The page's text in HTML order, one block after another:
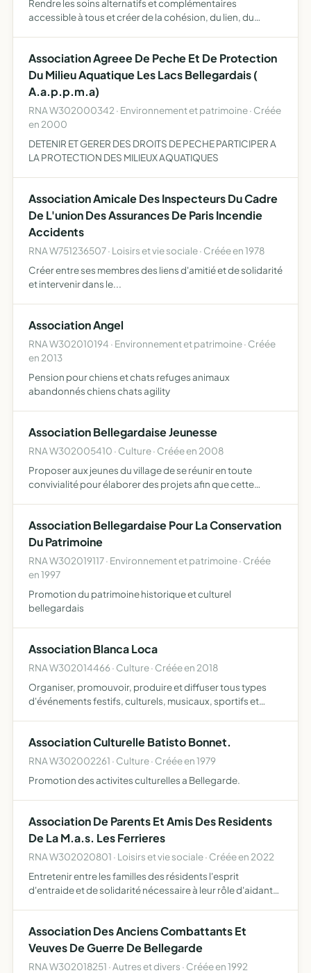
Rendre les soins alternatifs et complémentaires
accessible à tous et créer de la cohésion, du lien, du
Association Agreee De Peche Et De Protection
Du Milieu Aquatique Les Lacs Bellegardais (
A.a.p.p.m.a)
RNA W302000342 · Environnement et patrimoine · Créée
en 2000
DETENIR ET GERER DES DROITS DE PECHE PARTICIPER A
LA PROTECTION DES MILIEUX AQUATIQUES
Association Amicale Des Inspecteurs Du Cadre
De L'union Des Assurances De Paris Incendie
Accidents
RNA W751236507 · Loisirs et vie sociale · Créée en 1978
Créer entre ses membres des liens d'amitié et de solidarité
et intervenir dans le...
Association Angel
RNA W302010194 · Environnement et patrimoine · Créée
en 2013
Pension pour chiens et chats refuges animaux
abandonnés chiens chats agility
Association Bellegardaise Jeunesse
RNA W302005410 · Culture · Créée en 2008
Proposer aux jeunes du village de se réunir en toute
convivialité pour élaborer des projets afin que cette
Association Bellegardaise Pour La Conservation
Du Patrimoine
RNA W302019117 · Environnement et patrimoine · Créée
en 1997
Promotion du patrimoine historique et culturel
bellegardais
Association Blanca Loca
RNA W302014466 · Culture · Créée en 2018
Organiser, promouvoir, produire et diffuser tous types
d'événements festifs, culturels, musicaux, sportifs et
Association Culturelle Batisto Bonnet.
RNA W302002261 · Culture · Créée en 1979
Promotion des activites culturelles a Bellegarde.
Association De Parents Et Amis Des Residents
De La M.a.s. Les Ferrieres
RNA W302020801 · Loisirs et vie sociale · Créée en 2022
Entretenir entre les familles des résidents l'esprit
d'entraide et de solidarité nécessaire à leur rôle d'aidants
Association Des Anciens Combattants Et
Veuves De Guerre De Bellegarde
RNA W302018251 · Autres et divers · Créée en 1992